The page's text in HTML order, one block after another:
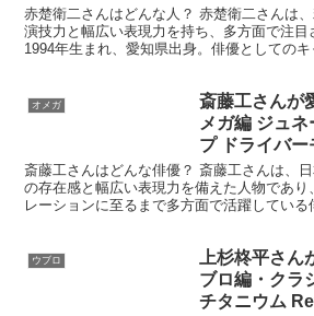
赤楚衛二さんはどんな人？ 赤楚衛二さんは
演技力と幅広い表現力を持ち、多方面で注目
1994年生まれ、愛知県出身。俳優としての
オメガ
斎藤工さんが
メガ編 ジュ
プ ドライバ
斎藤工さんはどんな俳優？ 斎藤工さんは、
の存在感と幅広い表現力を備えた人物であ
レーションに至るまで多方面で活躍してい
ウブロ
上杉柊平さ
ブロ編・クラ
チタニウム